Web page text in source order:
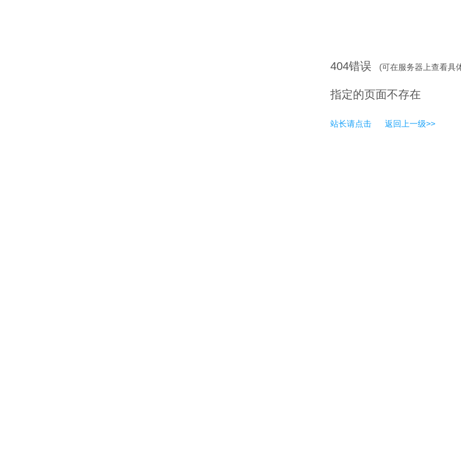
404错误 (可在服务器上查看具
指定的页面不存在
站长请点击 返回上一级>>